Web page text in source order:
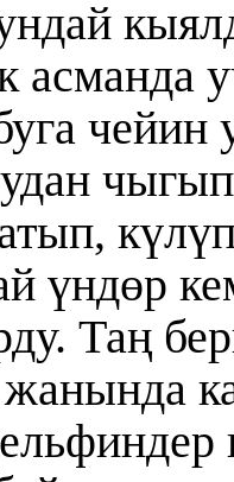
асманда
чейин
үндөр
Таң